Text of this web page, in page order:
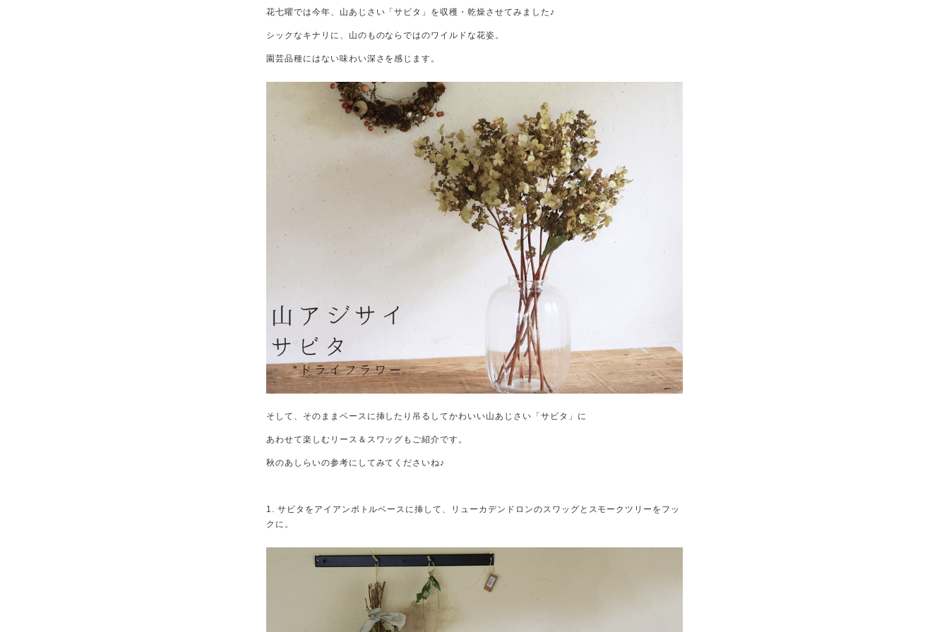
花七曜では今年、山あじさい「サビタ」を収穫・乾燥させてみました♪
シックなキナリに、山のものならではのワイルドな花姿。
園芸品種にはない味わい深さを感じます。
そして、そのままベースに挿したり吊るしてかわいい山あじさい「サビタ」に
あわせて楽しむリース＆スワッグもご紹介です。
秋のあしらいの参考にしてみてくださいね♪
1. サビタをアイアンボトルベースに挿して、リューカデンドロンのスワッグとスモークツリーをフッ
クに。